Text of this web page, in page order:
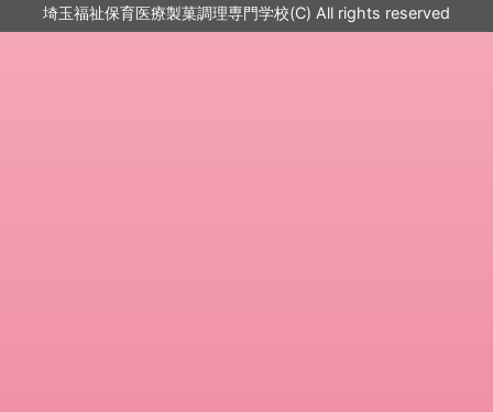
埼玉福祉保育医療製菓調理専門学校(C) All rights reserved